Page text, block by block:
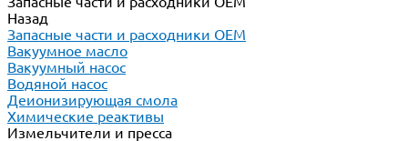
Назад
Запасные части и расходники ОЕМ
Вакуумное масло
Вакуумный насос
Водяной насос
Деионизирующая смола
Химические реактивы
Измельчители и пресса